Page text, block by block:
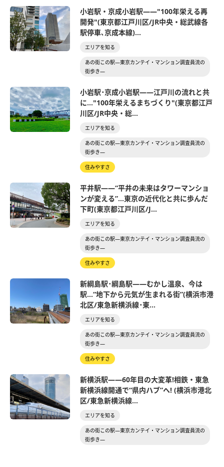
小岩駅・京成小岩駅――"100年栄える再
開発"(東京都江戸川区/JR中央・総武線各
駅停車､京成本線)...
エリアを知る
あの街この駅―東京カンテイ・マンション調査員流の
街歩き―
小岩駅･京成小岩駅――江戸川の流れと共
に…"100年栄えるまちづくり"(東京都江戸
川区/JR中央・総...
エリアを知る
あの街この駅―東京カンテイ・マンション調査員流の
街歩き―
住みやすさ
平井駅――“平井の未来はタワーマンショ
ンが変える”…東京の近代化と共に歩んだ
下町(東京都江戸川区/J...
エリアを知る
あの街この駅―東京カンテイ・マンション調査員流の
街歩き―
住みやすさ
新綱島駅･綱島駅――むかし温泉、今は
駅…“地下から元気が生まれる街”(横浜市港
北区/東急新横浜線･東...
エリアを知る
あの街この駅―東京カンテイ・マンション調査員流の
街歩き―
住みやすさ
新横浜駅――60年目の大変革!相鉄・東急
新横浜線開通で“県内ハブ”へ! (横浜市港北
区/東急新横浜線...
エリアを知る
あの街この駅―東京カンテイ・マンション調査員流の
街歩き―